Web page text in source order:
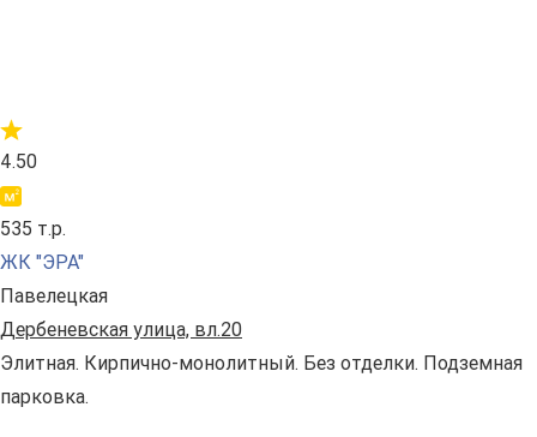
4.50
535 т.р.
ЖК "ЭРА"
Павелецкая
Дербеневская улица, вл.20
Элитная. Кирпично-монолитный. Без отделки. Подземная
парковка.